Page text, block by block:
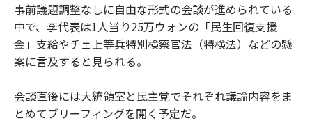
事前議題調整なしに自由な形式の会談が進められている
中で、李代表は1人当り25万ウォンの「民生回復支援
金」支給やチェ上等兵特別検察官法（特検法）などの懸
案に言及すると見られる。
会談直後には大統領室と民主党でそれぞれ議論内容をま
とめてブリーフィングを開く予定だ。